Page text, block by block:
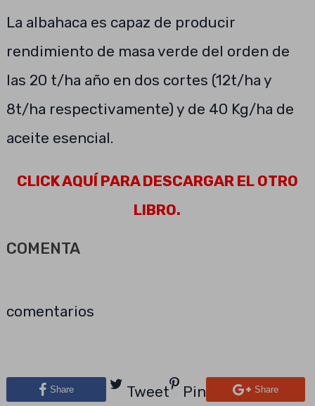
La albahaca es capaz de producir
rendimiento de masa verde del orden de
las 20 t/ha año en dos cortes (12t/ha y
8t/ha respectivamente) y de 40 Kg/ha de
aceite esencial.
CLICK AQUÍ PARA DESCARGAR EL OTRO
LIBRO.
COMENTA
comentarios
Share Tweet Pin Share